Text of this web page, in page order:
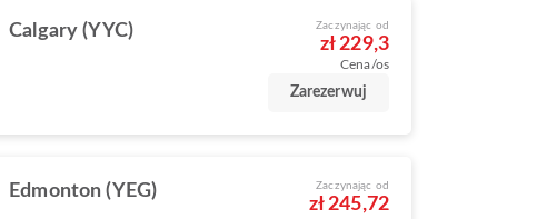
Calgary (YYC) Zaczynając od
zł 229,3
Cena/os
Zarezerwuj
Edmonton (YEG) Zaczynając od
zł 245,72